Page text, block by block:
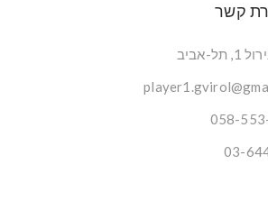
קשר
אביב
058-
03-